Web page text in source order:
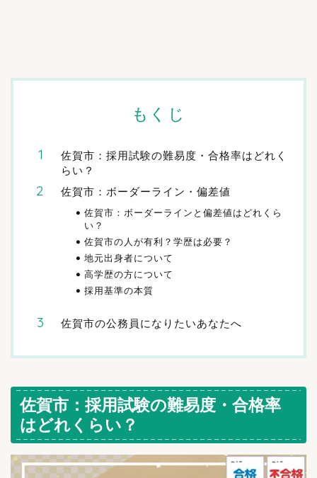
もくじ
佐賀市：採用試験の難易度・合格率はどれく
らい？
佐賀市：ボーダーライン・偏差値
佐賀市：ボーダーラインと偏差値はどれくら
い？
佐賀市の人が有利？学歴は必要？
地元出身者について
高学歴の方について
採用基準の本質
佐賀市の公務員になりたいあなたへ
佐賀市：採用試験の難易度・合格率
はどれくらい？